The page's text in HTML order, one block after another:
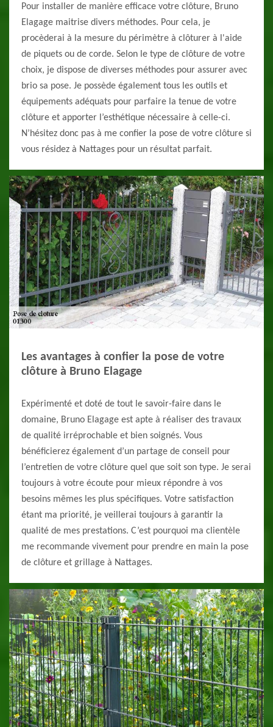
Pour installer de manière efficace votre clôture, Bruno
Elagage maitrise divers méthodes. Pour cela, je
procèderai à la mesure du périmètre à clôturer à l'aide
de piquets ou de corde. Selon le type de clôture de votre
choix, je dispose de diverses méthodes pour assurer avec
brio sa pose. Je possède également tous les outils et
équipements adéquats pour parfaire la tenue de votre
clôture et apporter l’esthétique nécessaire à celle-ci.
N’hésitez donc pas à me confier la pose de votre clôture si
vous résidez à Nattages pour un résultat parfait.
Les avantages à confier la pose de votre
clôture à Bruno Elagage
Expérimenté et doté de tout le savoir-faire dans le
domaine, Bruno Elagage est apte à réaliser des travaux
de qualité irréprochable et bien soignés. Vous
bénéficierez également d’un partage de conseil pour
l’entretien de votre clôture quel que soit son type. Je serai
toujours à votre écoute pour mieux répondre à vos
besoins mêmes les plus spécifiques. Votre satisfaction
étant ma priorité, je veillerai toujours à garantir la
qualité de mes prestations. C’est pourquoi ma clientèle
me recommande vivement pour prendre en main la pose
de clôture et grillage à Nattages.